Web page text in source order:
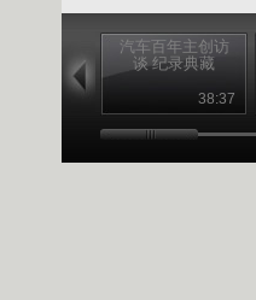
汽车百年主创访
谈 纪录典藏
38:37